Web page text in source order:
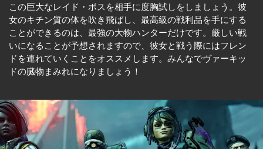
この巨大なレイド・ボスを相手に度胸試しをしましょう。彼
女のキチン質の体を吹き飛ばし、最高級の戦利品を手にする
ことができるのは、最強の大物ハンターだけです。厳しい戦
いになることが予想されますので、彼女と戦う際にはフレン
ドを連れていくことをオススメします。みんなでヴァーキッ
ドの臓物まみれになりましょう！